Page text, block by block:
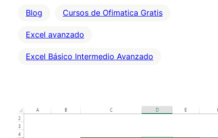
Blog Cursos de Ofimatica Gratis
Excel avanzado
Excel Básico Intermedio Avanzado